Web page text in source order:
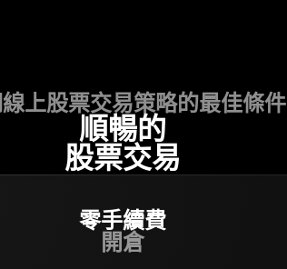
上股票交易策略的最佳條件
順暢的
股票交易
零手續費
開倉